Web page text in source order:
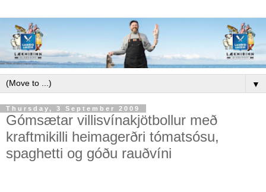
▼
Thursday, 3 September 2009
Gómsætar villisvínakjötbollur með
kraftmikilli heimagerðri tómatsósu,
spaghetti og góðu rauðvíni